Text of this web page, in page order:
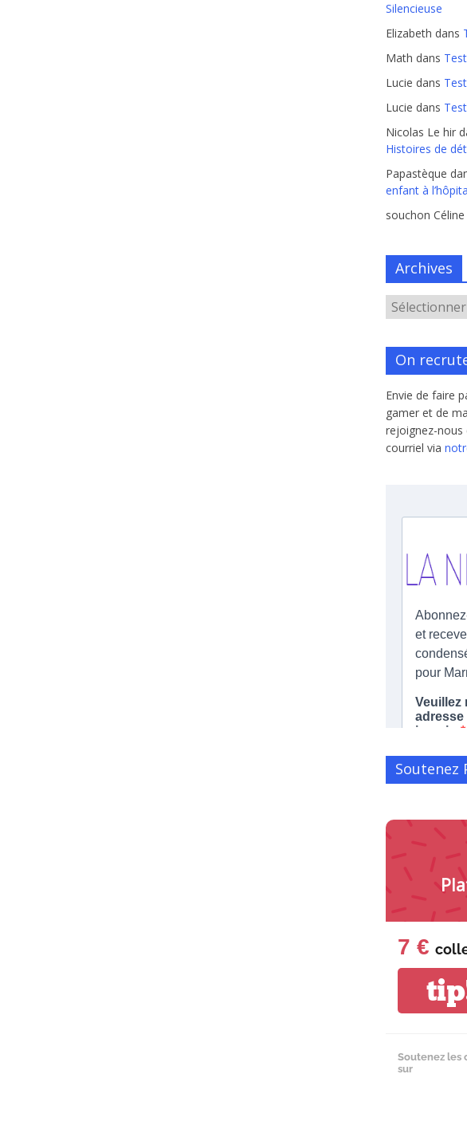
Silencieuse
Elizabeth dans
Math dans
Lucie dans
Lucie dans
Nicolas Le hir
Histoires de
Papastèque
enfant à
souchon Céline
Archives
On
Envie de faire
gamer et de
rejoignez-nous
courriel via
Soutenez
7 €
Soutenez les
sur